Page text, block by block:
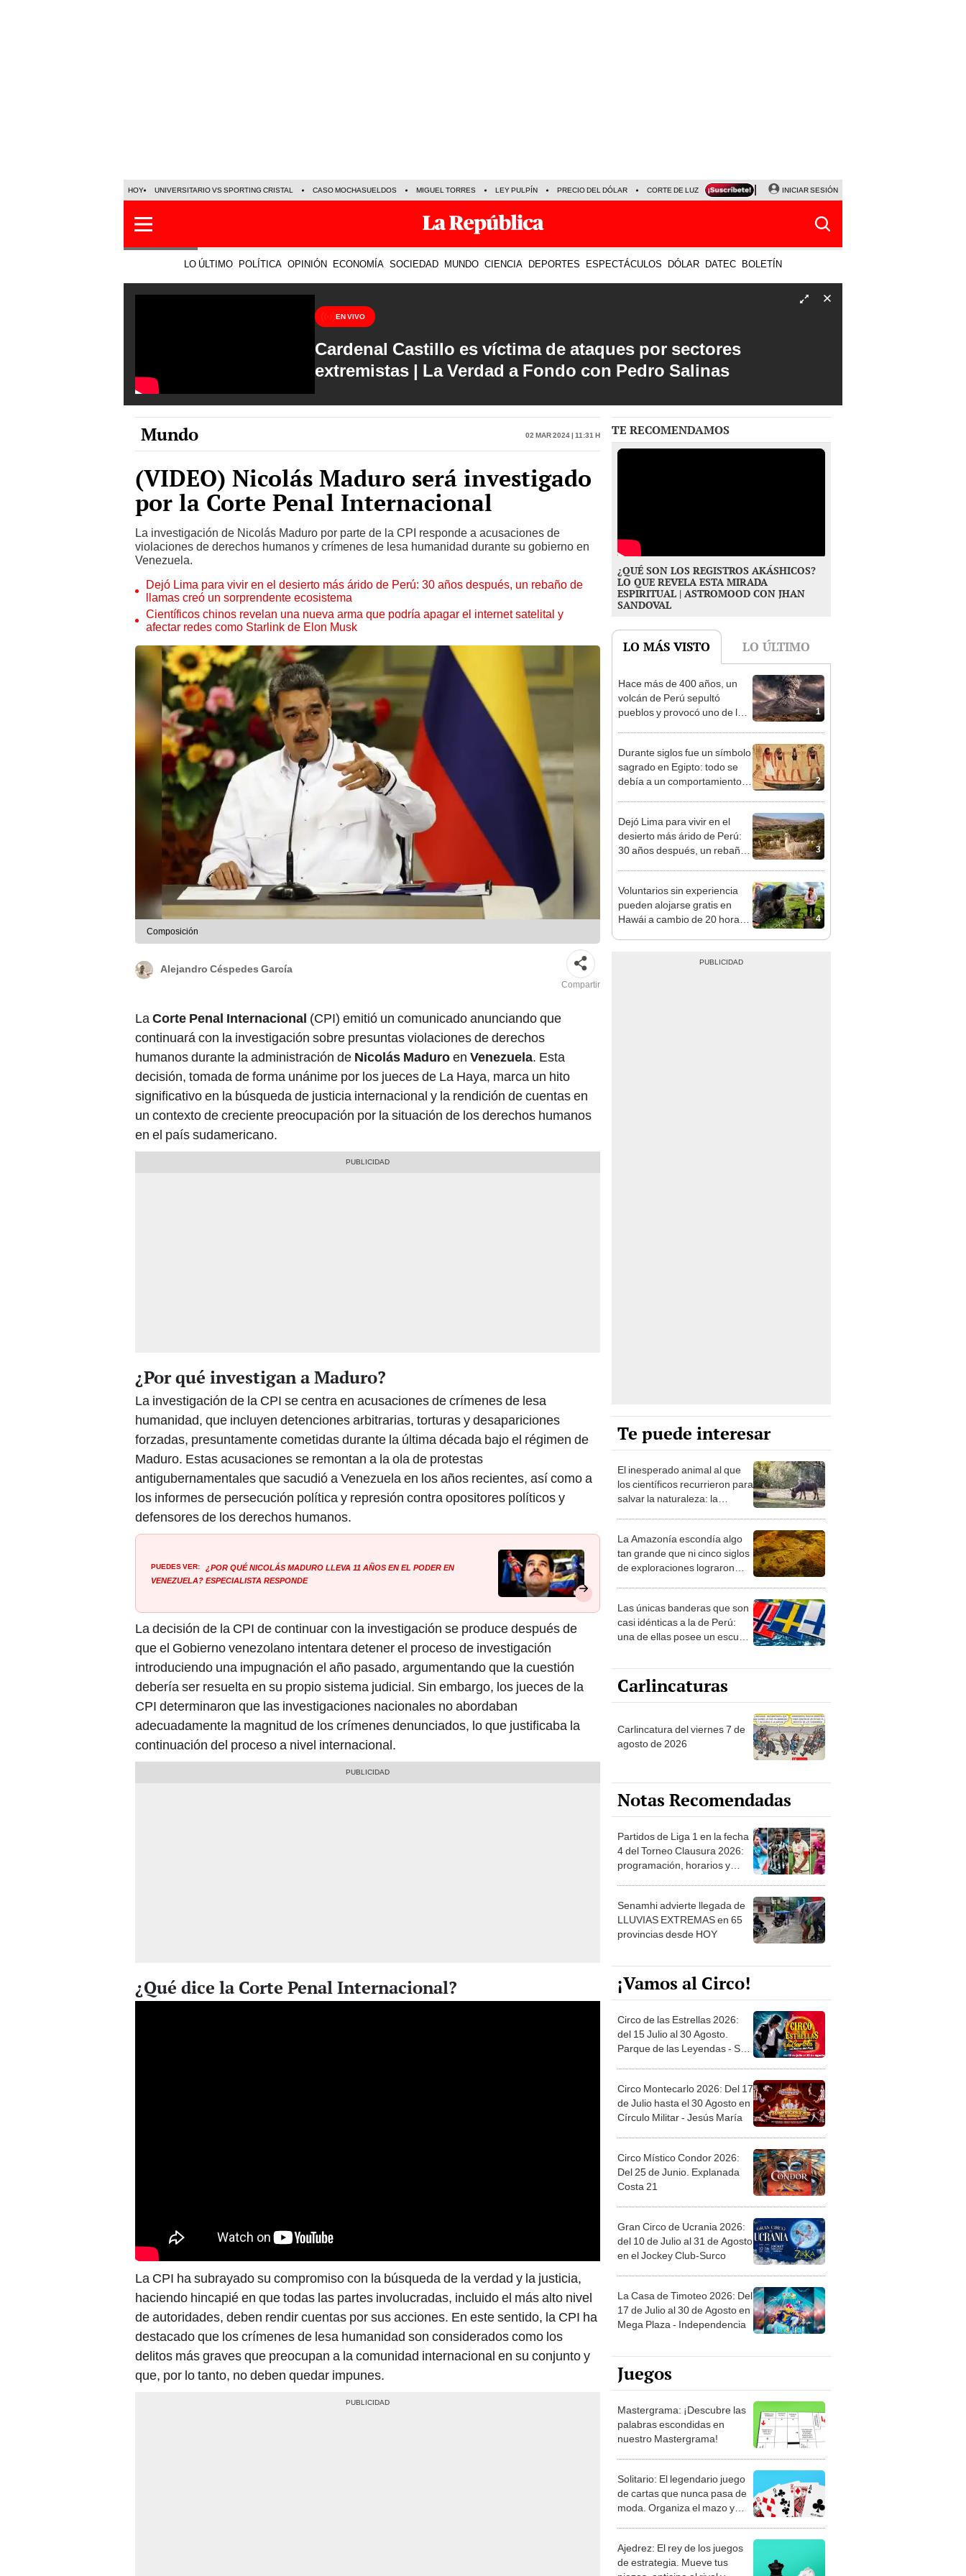
HOY UNIVERSITARIO VS SPORTING CRISTAL CASO MOCHASUELDOS MIGUEL TORRES LEY PULPÍN PRECIO DEL DÓLAR CORTE DE LUZ VIERNES 7 DE AGOSTO ALBERTO BENAVIDES
INICIAR SESIÓN
LO ÚLTIMO POLÍTICA OPINIÓN ECONOMÍA SOCIEDAD MUNDO CIENCIA DEPORTES ESPECTÁCULOS DÓLAR DATEC BOLETÍN
EN VIVO
Cardenal Castillo es víctima de ataques por sectores
extremistas | La Verdad a Fondo con Pedro Salinas
Mundo 02 Mar 2024 | 11:31 h
(VIDEO) Nicolás Maduro será investigado
por la Corte Penal Internacional
La investigación de Nicolás Maduro por parte de la CPI responde a acusaciones de
violaciones de derechos humanos y crímenes de lesa humanidad durante su gobierno en
Venezuela.
Dejó Lima para vivir en el desierto más árido de Perú: 30 años después, un rebaño de
llamas creó un sorprendente ecosistema
Científicos chinos revelan una nueva arma que podría apagar el internet satelital y
afectar redes como Starlink de Elon Musk
Composición
Alejandro Céspedes García
Compartir
La Corte Penal Internacional (CPI) emitió un comunicado anunciando que
continuará con la investigación sobre presuntas violaciones de derechos
humanos durante la administración de Nicolás Maduroen Venezuela. Esta
decisión, tomada de forma unánime por los jueces de La Haya, marca un hito
significativo en la búsqueda de justicia internacional y la rendición de cuentas en
un contexto de creciente preocupación por la situación de los derechos humanos
en el país sudamericano.
¿Por qué investigan a Maduro?
La investigación de la CPI se centra en acusaciones de crímenes de lesa
humanidad, que incluyen detenciones arbitrarias, torturas y desapariciones
forzadas, presuntamente cometidas durante la última década bajo el régimen de
Maduro. Estas acusaciones se remontan a la ola de protestas
antigubernamentales que sacudió a Venezuela en los años recientes, así como a
los informes de persecución política y represión contra opositores políticos y
defensores de los derechos humanos.
PUEDES VER: ¿Por qué Nicolás Maduro lleva 11 años en el poder en
Venezuela? Especialista responde
La decisión de la CPI de continuar con la investigación se produce después de
que el Gobierno venezolano intentara detener el proceso de investigación
introduciendo una impugnación el año pasado, argumentando que la cuestión
debería ser resuelta en su propio sistema judicial. Sin embargo, los jueces de la
CPI determinaron que las investigaciones nacionales no abordaban
adecuadamente la magnitud de los crímenes denunciados, lo que justificaba la
continuación del proceso a nivel internacional.
¿Qué dice la Corte Penal Internacional?
La CPI ha subrayado su compromiso con la búsqueda de la verdad y la justicia,
haciendo hincapié en que todas las partes involucradas, incluido el más alto nivel
de autoridades, deben rendir cuentas por sus acciones. En este sentido, la CPI ha
destacado que los crímenes de lesa humanidad son considerados como los
delitos más graves que preocupan a la comunidad internacional en su conjunto y
que, por lo tanto, no deben quedar impunes.
TE RECOMENDAMOS
¿QUÉ SON LOS REGISTROS AKÁSHICOS?
LO QUE REVELA ESTA MIRADA
ESPIRITUAL | ASTROMOOD CON JHAN
SANDOVAL
LO MÁS VISTO LO ÚLTIMO
1
Hace más de 400 años, un
volcán de Perú sepultó
pueblos y provocó uno de los
2
Durante siglos fue un símbolo
sagrado en Egipto: todo se
debía a un comportamiento
3
Dejó Lima para vivir en el
desierto más árido de Perú:
30 años después, un rebaño
4
Voluntarios sin experiencia
pueden alojarse gratis en
Hawái a cambio de 20 horas
Te puede interesar
El inesperado animal al que
los científicos recurrieron para
salvar la naturaleza: la
desierto en un paisaje con
más vida
La Amazonía escondía algo
tan grande que ni cinco siglos
de exploraciones lograron
sabía sobre su pasado
Las únicas banderas que son
casi idénticas a la de Perú:
una de ellas posee un escudo
Carlincaturas
Carlincatura del viernes 7 de
agosto de 2026
Notas Recomendadas
Partidos de Liga 1 en la fecha
4 del Torneo Clausura 2026:
programación, horarios y
Senamhi advierte llegada de
LLUVIAS EXTREMAS en 65
provincias desde HOY
¡Vamos al Circo!
Circo de las Estrellas 2026:
del 15 Julio al 30 Agosto.
Parque de las Leyendas - San
Circo Montecarlo 2026: Del 17
de Julio hasta el 30 Agosto en
Círculo Militar - Jesús María
Circo Místico Condor 2026:
Del 25 de Junio. Explanada
Costa 21
Gran Circo de Ucrania 2026:
del 10 de Julio al 31 de Agosto
en el Jockey Club-Surco
La Casa de Timoteo 2026: Del
17 de Julio al 30 de Agosto en
Mega Plaza - Independencia
Juegos
Mastergrama: ¡Descubre las
palabras escondidas en
nuestro Mastergrama!
Solitario: El legendario juego
de cartas que nunca pasa de
moda. Organiza el mazo y
Ajedrez: El rey de los juegos
de estrategia. Mueve tus